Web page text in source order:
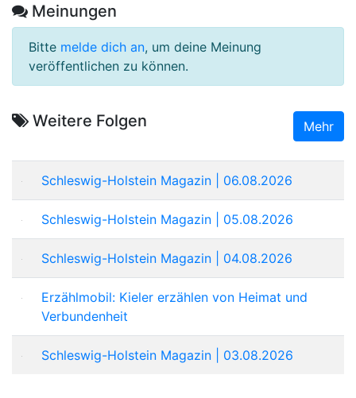
Meinungen
Bitte melde dich an, um deine Meinung
veröffentlichen zu können.
Weitere Folgen Mehr
Schleswig-Holstein Magazin | 06.08.2026
Schleswig-Holstein Magazin | 05.08.2026
Schleswig-Holstein Magazin | 04.08.2026
Erzählmobil: Kieler erzählen von Heimat und
Verbundenheit
Schleswig-Holstein Magazin | 03.08.2026